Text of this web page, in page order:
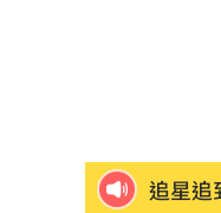
追星追